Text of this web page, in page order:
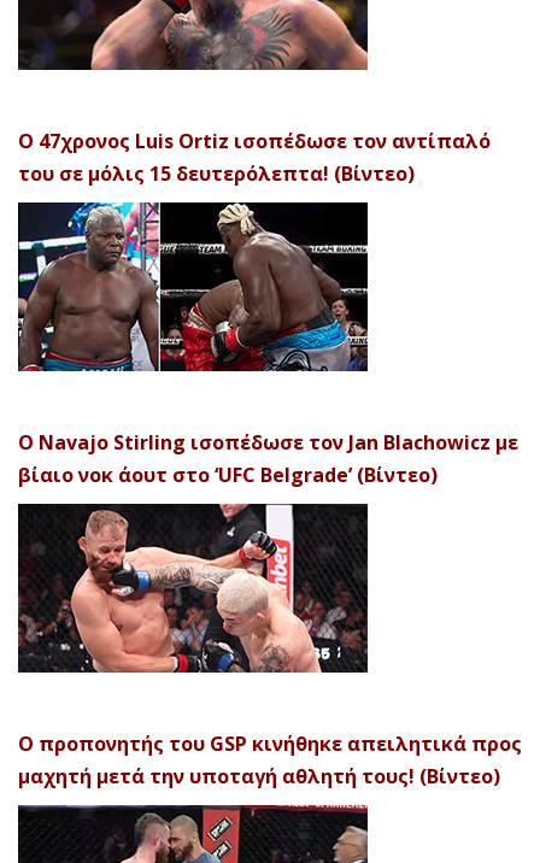
Ο 47χρονος Luis Ortiz ισοπέδωσε τον αντίπαλό
του σε μόλις 15 δευτερόλεπτα! (Βίντεο)
Ο Navajo Stirling ισοπέδωσε τον Jan Blachowicz με
βίαιο νοκ άουτ στο ‘UFC Belgrade’ (Βίντεο)
Ο προπονητής του GSP κινήθηκε απειλητικά προς
μαχητή μετά την υποταγή αθλητή τους! (Βίντεο)